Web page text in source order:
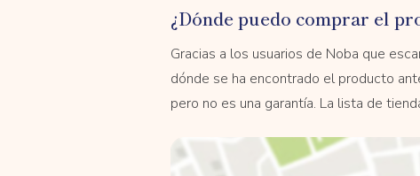
¿Dónde puedo comprar el
Gracias a los usuarios de Noba que
dónde se ha encontrado el producto
pero no es una garantía. La lista de